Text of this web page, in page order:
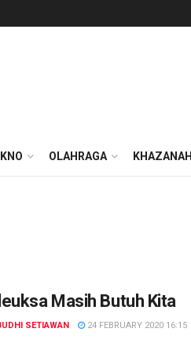
OLAHRAGA KHAZANAH
Masih Butuh Kita
SETIAWAN 24 FEBRUARY 2020 16:15